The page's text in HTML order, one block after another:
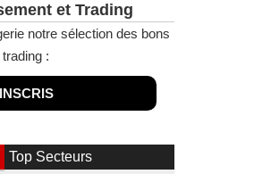
et Trading
notre sélection des bons
:
Top Secteurs